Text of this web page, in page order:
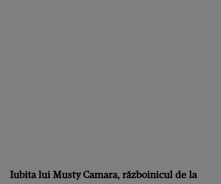
Iubita lui Musty Camara, războinicul de la